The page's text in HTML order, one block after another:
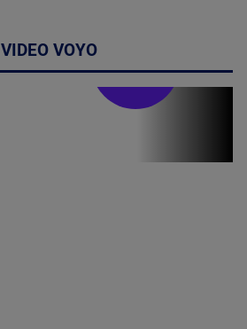
VIDEO VOYO
Stirile PRO TV